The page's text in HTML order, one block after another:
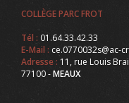
COLLÈGE PARC FROT
Tél : 01.64.33.42.33
E-Mail : ce.0770032s@ac-
Adresse : 11, rue Louis
77100 -MEAUX